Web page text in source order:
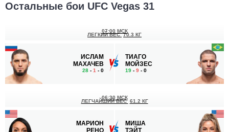
Остальные бои UFC Vegas 31
ИСЛАМ
МАХАЧЕВ
28 - 1 - 0
07:00 МСК
ЛЕГКИЙ ВЕС 70.3 КГ
ТИАГО
МОЙЗЕС
19 - 9 - 0
МАРИОН
06:30 МСК
ЛЕГЧАЙШИЙ ВЕС 61.2 КГ
МИША